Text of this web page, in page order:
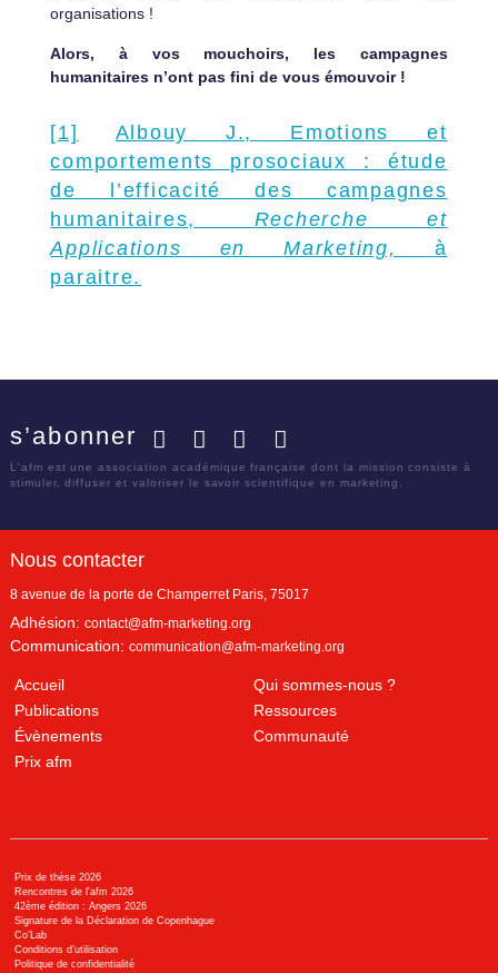
organisations !
Alors, à vos mouchoirs, les campagnes
humanitaires n’ont pas fini de vous émouvoir !
[1]
Albouy J., Emotions et
comportements prosociaux : étude
de l’efficacité des campagnes
humanitaires, Recherche et
Applications en Marketing, à
paraitre.
s’abonner FacebookTwitter LinkedIn
L'afm est une association académique française dont la mission consiste à
stimuler, diffuser et valoriser le savoir scientifique en marketing.
Nous contacter
8 avenue de la porte de Champerret Paris, 75017
Adhésion: contact@afm-marketing.org
Communication: communication@afm-marketing.org
Accueil
Qui sommes-nous ?
Publications
Ressources
Évènements
Communauté
Prix afm
Prix de thèse 2026
Rencontres de l'afm 2026
42ème édition : Angers 2026
Signature de la Déclaration de Copenhague
Co’Lab
Conditions d’utilisation
Politique de confidentialité